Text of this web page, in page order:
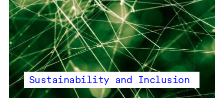
Sustainability and Inclusion